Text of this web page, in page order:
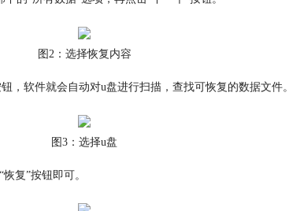
图2：选择恢复内容
，软件就会自动对u盘进行扫描，查找可恢复的数据文件。
图3：选择u盘
复”按钮即可。